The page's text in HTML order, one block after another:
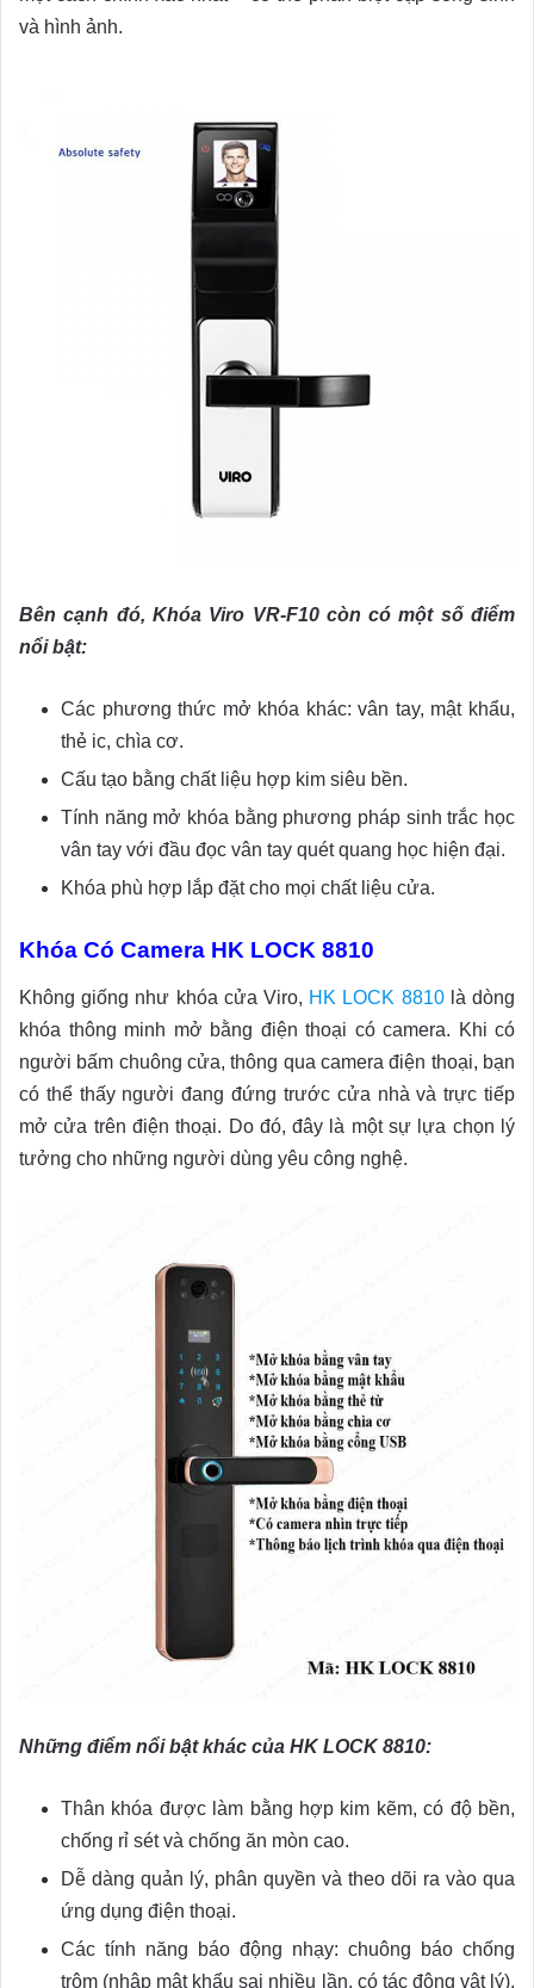
và hình ảnh.
Bên cạnh đó, Khóa Viro VR-F10 còn có một số điểm
nổi bật:
Các phương thức mở khóa khác: vân tay, mật khẩu,
thẻ ic, chìa cơ.
Cấu tạo bằng chất liệu hợp kim siêu bền.
Tính năng mở khóa bằng phương pháp sinh trắc học
vân tay với đầu đọc vân tay quét quang học hiện đại.
Khóa phù hợp lắp đặt cho mọi chất liệu cửa.
Khóa Có Camera HK LOCK 8810
Không giống như khóa cửa Viro, HK LOCK 8810là dòng
khóa thông minh mở bằng điện thoại có camera. Khi có
người bấm chuông cửa, thông qua camera điện thoại, bạn
có thể thấy người đang đứng trước cửa nhà và trực tiếp
mở cửa trên điện thoại. Do đó, đây là một sự lựa chọn lý
tưởng cho những người dùng yêu công nghệ.
Những điểm nổi bật khác của HK LOCK 8810:
Thân khóa được làm bằng hợp kim kẽm, có độ bền,
chống rỉ sét và chống ăn mòn cao.
Dễ dàng quản lý, phân quyền và theo dõi ra vào qua
ứng dụng điện thoại.
Các tính năng báo động nhạy: chuông báo chống
trộm (nhập mật khẩu sai nhiều lần, có tác động vật lý),